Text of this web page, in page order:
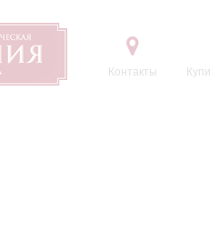
Контакты